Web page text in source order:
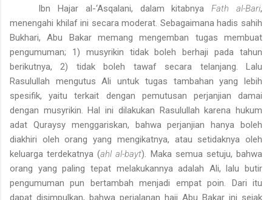
Ibn Hajar al-‘Asqalani, dalam kitabnyaFath al-Bari,
menengahi khilaf ini secara moderat. Sebagaimana hadis sahih
Bukhari, Abu Bakar memang mengemban tugas membuat
pengumuman; 1) musyrikin tidak boleh berhaji pada tahun
berikutnya, 2) tidak boleh tawaf secara telanjang. Lalu
Rasulullah mengutus Ali untuk tugas tambahan yang lebih
spesifik, yaitu terkait dengan pemutusan perjanjian damai
dengan musyrikin. Hal ini dilakukan Rasulullah karena hukum
adat Quraysy menggariskan, bahwa perjanjian hanya boleh
diakhiri oleh orang yang mengikatnya, atau setidaknya oleh
keluarga terdekatnya (ahl al-bayt). Maka semua setuju, bahwa
orang yang paling tepat melakukannya adalah Ali, lalu butir
pengumuman pun bertambah menjadi empat poin. Dari itu
dapat disimpulkan, bahwa perjalanan haji Abu Bakar ini sejak